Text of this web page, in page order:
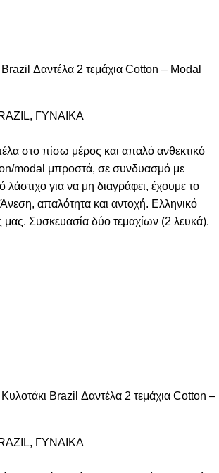
Δαντέλα 2 τεμάχια Cotton – Modal
, ΓΥΝΑΙΚΑ
στο πίσω μέρος και απαλό ανθεκτικό
modal μπροστά, σε συνδυασμό με
λάστιχο για να μη διαγράφει, έχουμε το
απαλότητα και αντοχή. Ελληνικό
Συσκευασία δύο τεμαχίων (2 λευκά).
Brazil Δαντέλα 2 τεμάχια Cotton –
, ΓΥΝΑΙΚΑ